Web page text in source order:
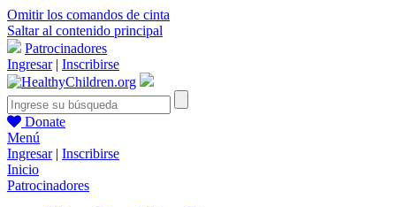
Omitir los comandos de cinta
Saltar al contenido principal
Patrocinadores
Ingresar| Inscribirse
Donate
Menú
Ingresar| Inscribirse
Inicio
Patrocinadores